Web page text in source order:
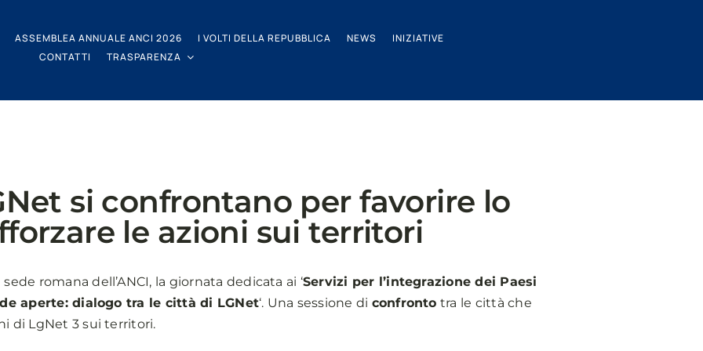
ASSEMBLEA ANNUALE ANCI 2026 I VOLTI DELLA REPUBBLICA NEWS
INIZIATIVE
CONTATTI
TRASPARENZA
si confrontano per favorire lo
le azioni sui territori
romana dell’ANCI, la giornata dedicata ai ‘Servizi per l’integrazione dei Paesi
aperte: dialogo tra le città di LGNet‘. Una sessione di confronto tra le città che
di LgNet 3 sui territori.